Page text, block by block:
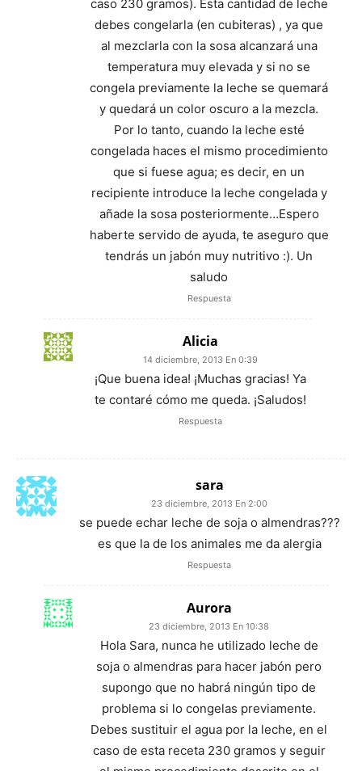
caso 230 gramos). Esta cantidad de leche
debes congelarla (en cubiteras) , ya que
al mezclarla con la sosa alcanzará una
temperatura muy elevada y si no se
congela previamente la leche se quemará
y quedará un color oscuro a la mezcla.
Por lo tanto, cuando la leche esté
congelada haces el mismo procedimiento
que si fuese agua; es decir, en un
recipiente introduce la leche congelada y
añade la sosa posteriormente…Espero
haberte servido de ayuda, te aseguro que
tendrás un jabón muy nutritivo :). Un
saludo
Respuesta
Alicia
14 diciembre, 2013 En 0:39
¡Que buena idea! ¡Muchas gracias! Ya
te contaré cómo me queda. ¡Saludos!
Respuesta
sara
23 diciembre, 2013 En 2:00
se puede echar leche de soja o almendras???
es que la de los animales me da alergia
Respuesta
Aurora
23 diciembre, 2013 En 10:38
Hola Sara, nunca he utilizado leche de
soja o almendras para hacer jabón pero
supongo que no habrá ningún tipo de
problema si lo congelas previamente.
Debes sustituir el agua por la leche, en el
caso de esta receta 230 gramos y seguir